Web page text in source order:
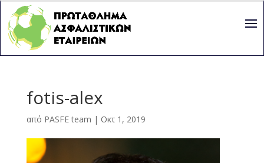
fotis-alex
από PASFE team | Οκτ 1, 2019